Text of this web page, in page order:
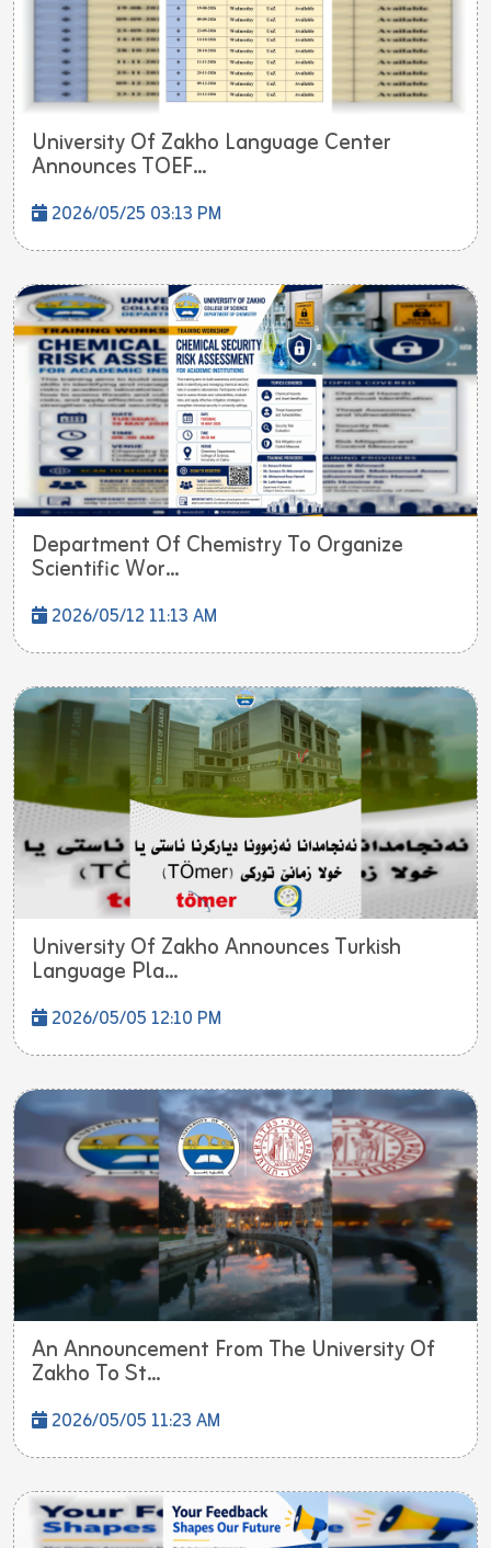
University Of Zakho Language Center
Announces TOEF...
2026/05/25 03:13 PM
Department Of Chemistry To Organize
Scientific Wor...
2026/05/12 11:13 AM
University Of Zakho Announces Turkish
Language Pla...
2026/05/05 12:10 PM
An Announcement From The University Of
Zakho To St...
2026/05/05 11:23 AM